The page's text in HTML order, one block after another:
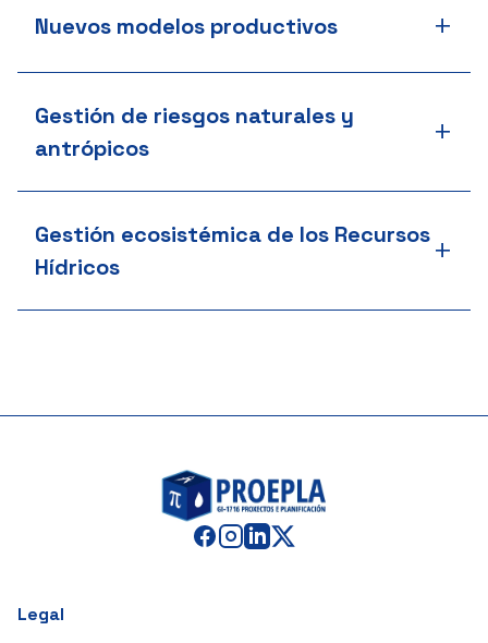
Nuevos modelos productivos +
Gestión de riesgos naturales y
antrópicos
+
Gestión ecosistémica de los Recursos
Hídricos
+
Legal